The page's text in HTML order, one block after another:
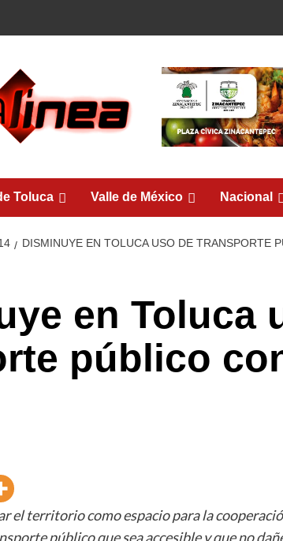
Toluca Valle de México Nacional
DISMINUYE EN TOLUCA USO DE TRANSPORTE
en Toluca
público
el territorio como espacio para la
público que sea accesible y que no